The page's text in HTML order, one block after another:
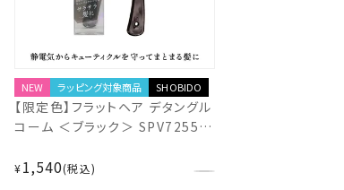
NEW ラッピング対象商品 SHOBIDO
【限定色】フラットヘア デタングル
コーム ＜ブラック＞ SPV72551
¥1,540 税込